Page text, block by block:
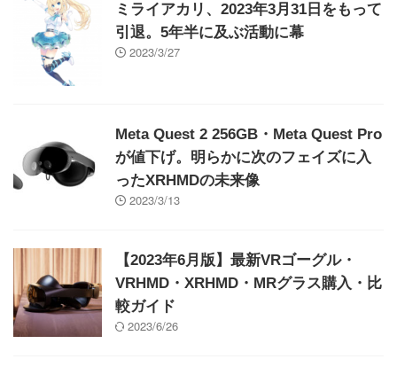
ミライアカリ、2023年3月31日をもって
引退。5年半に及ぶ活動に幕
2023/3/27
Meta Quest 2 256GB・Meta Quest Pro
が値下げ。明らかに次のフェイズに入
ったXRHMDの未来像
2023/3/13
【2023年6月版】最新VRゴーグル・
VRHMD・XRHMD・MRグラス購入・比
較ガイド
2023/6/26